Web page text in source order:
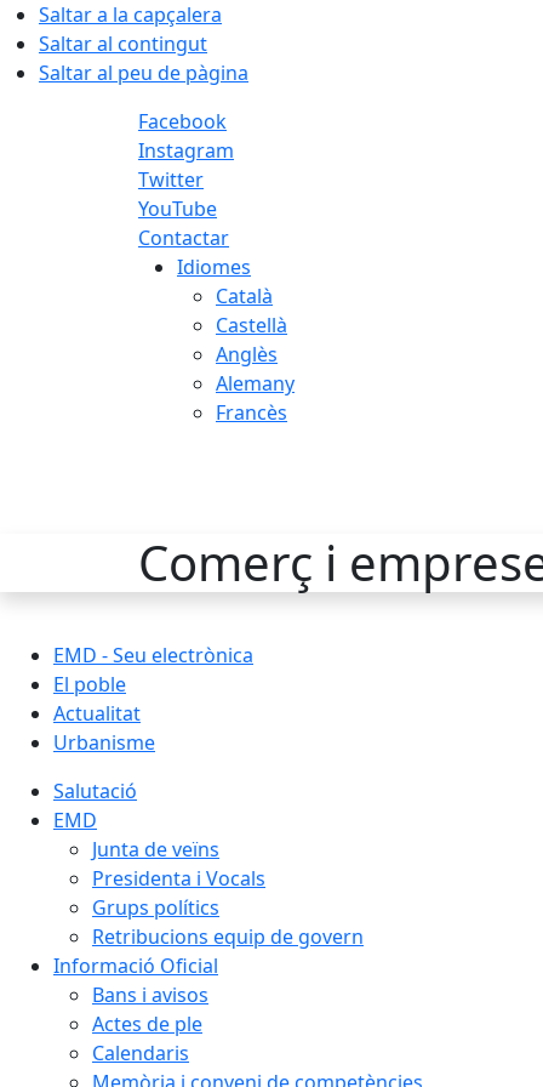
Saltar a la capçalera
Saltar al contingut
Saltar al peu de pàgina
Facebook
Instagram
Twitter
YouTube
Contactar
Idiomes
Català
Castellà
Anglès
Alemany
Francès
Comerç i
EMD - Seu electrònica
El poble
Actualitat
Urbanisme
Salutació
EMD
Junta de veïns
Presidenta i Vocals
Grups polítics
Retribucions equip de govern
Informació Oficial
Bans i avisos
Actes de ple
Calendaris